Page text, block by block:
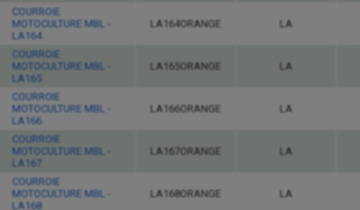
COURROIE
MOTOCULTURE MBL -
LA164
LA164ORANGE LA
COURROIE
MOTOCULTURE MBL -
LA165
LA165ORANGE LA
COURROIE
MOTOCULTURE MBL -
LA166
LA166ORANGE LA
COURROIE
MOTOCULTURE MBL -
LA167
LA167ORANGE LA
COURROIE
MOTOCULTURE MBL -
LA168
LA168ORANGE LA